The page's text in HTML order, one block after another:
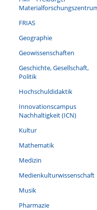
FRIAS
Geographie
Geowissenschaften
Geschichte, Gesellschaft,
Politik
Hochschuldidaktik
Innovationscampus
Nachhaltigkeit (ICN)
Kultur
Mathematik
Medizin
Medienkulturwissenschaft
Musik
Pharmazie